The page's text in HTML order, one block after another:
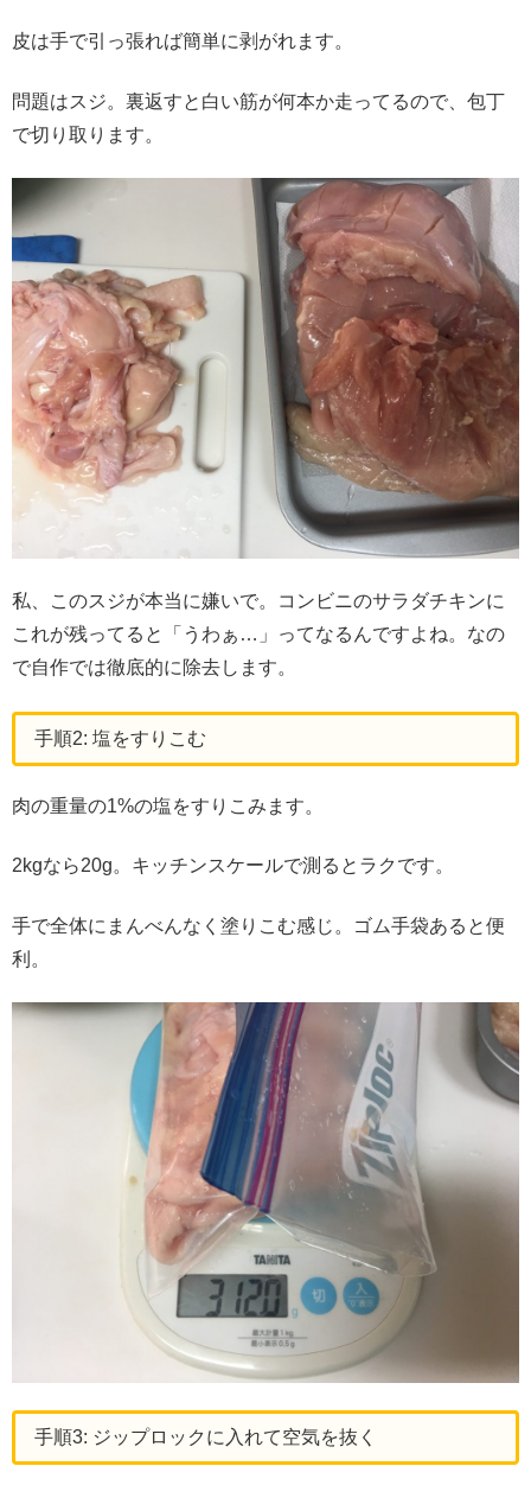
皮は手で引っ張れば簡単に剥がれます。
問題はスジ。裏返すと白い筋が何本か走ってるので、包丁
で切り取ります。
私、このスジが本当に嫌いで。コンビニのサラダチキンに
これが残ってると「うわぁ…」ってなるんですよね。なの
で自作では徹底的に除去します。
手順2: 塩をすりこむ
肉の重量の1%の塩をすりこみます。
2kgなら20g。キッチンスケールで測るとラクです。
手で全体にまんべんなく塗りこむ感じ。ゴム手袋あると便
利。
手順3: ジップロックに入れて空気を抜く